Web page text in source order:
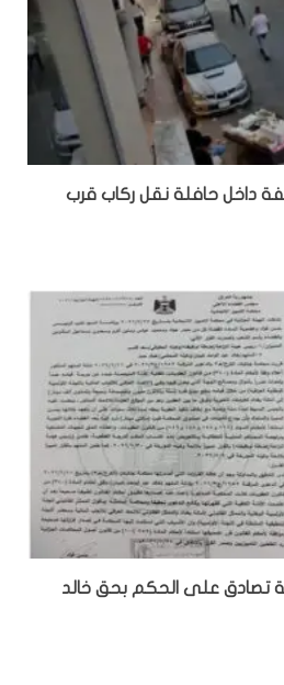
داخل حافلة نقل ركاب قرب
تصادق على الحكم بحق خالد